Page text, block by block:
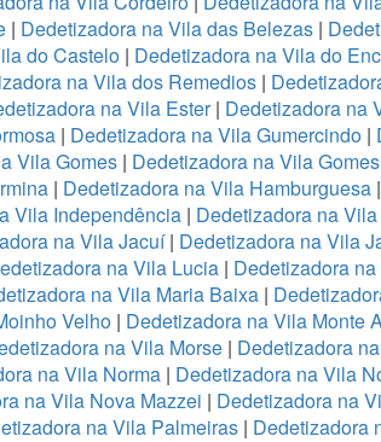
| Dedetizadora na Vila das Belezas|
do Castelo | Dedetizadora na Vila do
na Vila dos Remedios |
na Vila Ester| Dedetizadora na
| Dedetizadora na Vila Gumercindo |
Vila Gomes | Dedetizadora na Vila
| Dedetizadora na Vila Hamburguesa|
Vila Independência | Dedetizadora na
na Vila Jacuí| Dedetizadora na Vila
na Vila Lucia| Dedetizadora
na Vila Maria Baixa|
Velho| Dedetizadora na Vila Monte
na Vila Morse| Dedetizadora
na Vila Norma| Dedetizadora na Vila
na Vila Nova Mazzei | Dedetizadora na
na Vila Palmeiras | Dedetizadora